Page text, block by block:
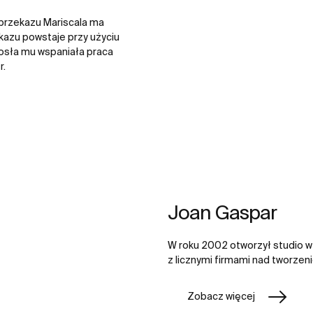
Mariscala ma
powstaje przy użyciu
mu wspaniała praca
Joan Gaspar
W roku 2002 otworzył studio
z licznymi firmami nad
Zobacz więcej